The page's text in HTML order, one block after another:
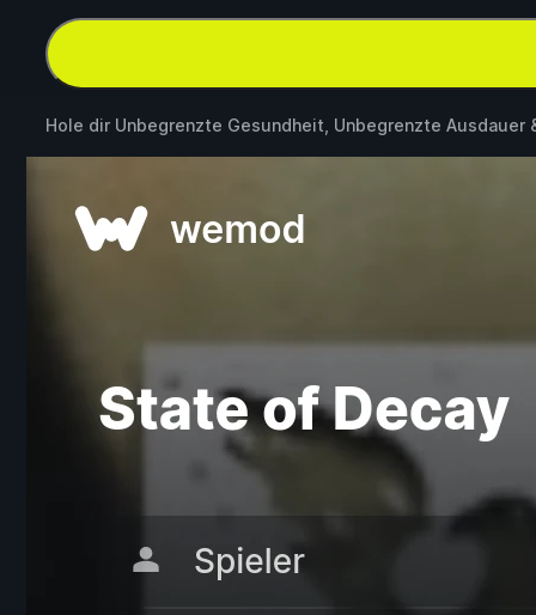
Hole dir Unbegrenzte Gesundheit, Unbegrenzte Ausdauer